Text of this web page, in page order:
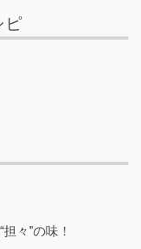
ピ
々”の味！